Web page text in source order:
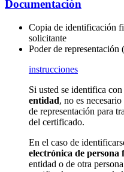
Documentación
Copia de identificación
solicitante
Poder de representación
instrucciones
Si usted se identifica con
entidad, no es
de representación para
del certificado.
En el caso de
electrónica de persona
entidad o de otra